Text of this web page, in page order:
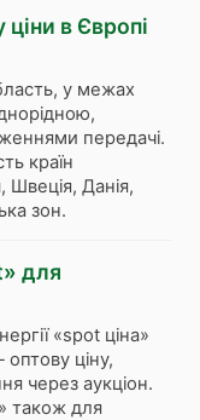
в Європі
у межах
передачі.
країн
Швеція, Данія,
зон.
для
«spot ціна»
ціну,
через аукціон.
також для